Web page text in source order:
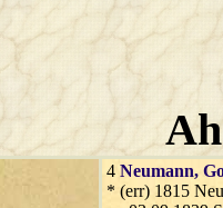
4 Neumann,
* (err) 1815